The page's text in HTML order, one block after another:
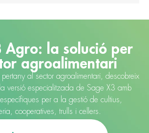
Agro: la solució per
agroalimentari
al sector agroalimentari, descobreix
versió especialitzada de Sage X3 amb
per a la gestió de cultius,
cooperatives, trulls i cellers.